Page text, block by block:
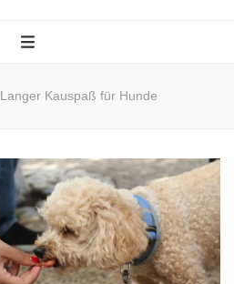
Langer Kauspaß für Hunde